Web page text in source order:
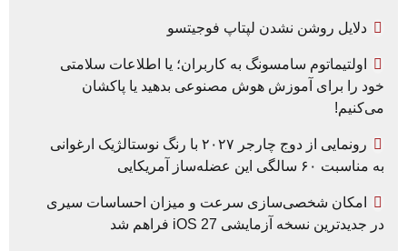
دلایل روشن نشدن لپتاپ فوجیتسو
اولتیماتوم سامسونگ به کاربران؛ یا اطلاعات سلامتی
خود را برای آموزش هوش مصنوعی بدهید یا پاکشان
می‌کنیم!
رونمایی از دوج چارجر ۲۰۲۷ با رنگ نوستالژیک ارغوانی
به مناسبت ۶۰ سالگی این عضله‌ساز آمریکایی
امکان شخصی‌سازی سرعت و میزان احساسات سیری
در جدیدترین نسخه آزمایشی iOS 27 فراهم شد